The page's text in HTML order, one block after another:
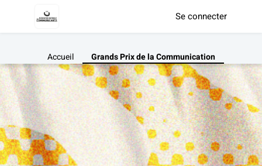
Se connecter
Accueil Grands Prix de la Communication